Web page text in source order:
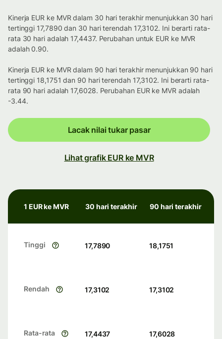
Kinerja EUR ke MVR dalam 30 hari terakhir menunjukkan 30 hari
tertinggi 17,7890 dan 30 hari terendah 17,3102. Ini berarti rata-
rata 30 hari adalah 17,4437. Perubahan untuk EUR ke MVR
adalah 0.90.
Kinerja EUR ke MVR dalam 90 hari terakhir menunjukkan 90 hari
tertinggi 18,1751 dan 90 hari terendah 17,3102. Ini berarti rata-
rata 90 hari adalah 17,6028. Perubahan EUR ke MVR adalah
-3.44.
Lacak nilai tukar pasar
Lihat grafik EUR ke MVR
1 EUR ke MVR 30 hari terakhir 90 hari terakhir
Tinggi 17,7890 18,1751
Rendah 17,3102 17,3102
Rata-rata 17,4437 17,6028